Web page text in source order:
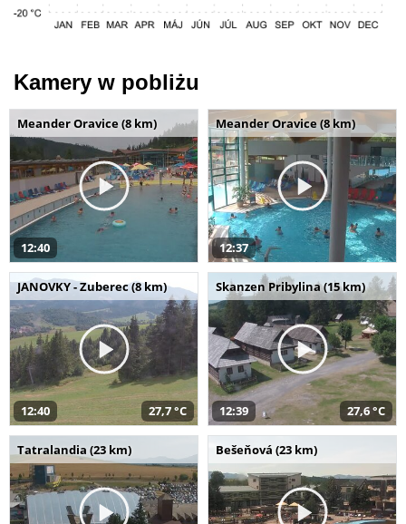
Kamery w pobliżu
Meander Oravice (8 km)
12:40
Meander Oravice (8 km)
12:37
JANOVKY - Zuberec (8 km)
12:40 27,7 °C
Skanzen Pribylina (15 km)
12:39 27,6 °C
Tatralandia (23 km) Bešeňová (23 km)